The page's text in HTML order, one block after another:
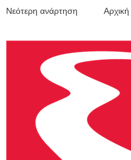
Νεότερη ανάρτηση Αρχική